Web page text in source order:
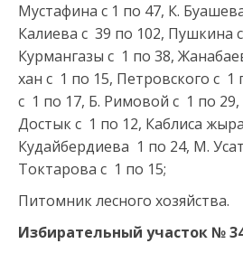
Мустафина с 1 по 47, К.
Калиева с 39 по 102, Пушкина
Курмангазы с 1 по 38,
хан с 1 по 15, Петровского с
с 1 по 17, Б. Римовой с 1 по
Достык с 1 по 12, Каблиса
Кудайбердиева 1 по 24, М.
Токтарова с 1 по 15;
Питомник лесного хозяйства.
Избирательный участок №